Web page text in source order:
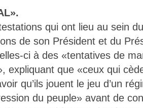
qui ont lieu au sein
de son Président et du
ci à des «tentatives de
expliquant que «ceux qui
qu’ils jouent le jeu d’un
du peuple» avant de